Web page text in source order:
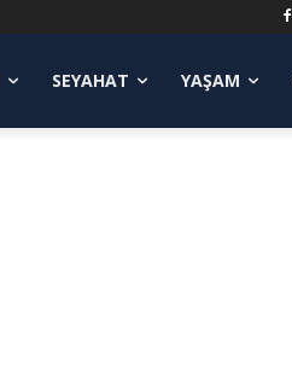
SEYAHAT YAŞAM